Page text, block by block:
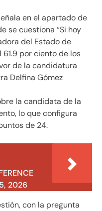
en el apartado de
se cuestiona “Si hoy
del Estado de
61.9 por ciento de los
de la candidatura
Delfina Gómez
la candidata de la
lo que configura
de 24.
2026
con la pregunta